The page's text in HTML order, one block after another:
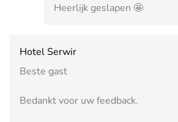
Heerlijk geslapen 🤩
Hotel Serwir
Beste gast
Bedankt voor uw feedback.